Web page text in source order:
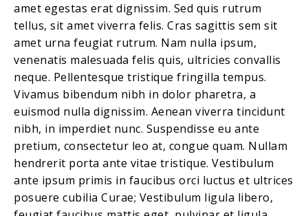
amet egestas erat dignissim. Sed quis rutrum
tellus, sit amet viverra felis. Cras sagittis sem sit
amet urna feugiat rutrum. Nam nulla ipsum,
venenatis malesuada felis quis, ultricies convallis
neque. Pellentesque tristique fringilla tempus.
Vivamus bibendum nibh in dolor pharetra, a
euismod nulla dignissim. Aenean viverra tincidunt
nibh, in imperdiet nunc. Suspendisse eu ante
pretium, consectetur leo at, congue quam. Nullam
hendrerit porta ante vitae tristique. Vestibulum
ante ipsum primis in faucibus orci luctus et ultrices
posuere cubilia Curae; Vestibulum ligula libero,